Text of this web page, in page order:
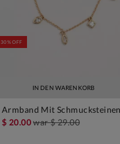
IN DEN WARENKORB
30% OFF
Armband Mit
$ 20.00war$ 29.00